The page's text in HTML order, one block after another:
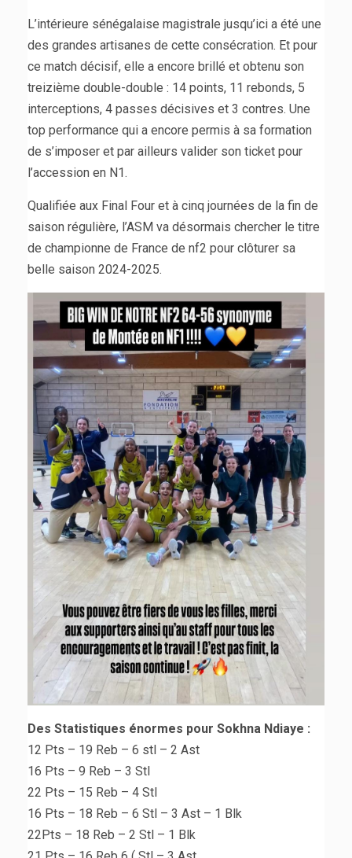
L’intérieure sénégalaise magistrale jusqu’ici a été une
des grandes artisanes de cette consécration. Et pour
ce match décisif, elle a encore brillé et obtenu son
treizième double-double : 14 points, 11 rebonds, 5
interceptions, 4 passes décisives et 3 contres. Une
top performance qui a encore permis à sa formation
de s’imposer et par ailleurs valider son ticket pour
l’accession en N1.
Qualifiée aux Final Four et à cinq journées de la fin de
saison régulière, l’ASM va désormais chercher le titre
de championne de France de nf2 pour clôturer sa
belle saison 2024-2025.
Des Statistiques énormes pour Sokhna Ndiaye :
12 Pts – 19 Reb – 6 stl – 2 Ast
16 Pts – 9 Reb – 3 Stl
22 Pts – 15 Reb – 4 Stl
16 Pts – 18 Reb – 6 Stl – 3 Ast – 1 Blk
22Pts – 18 Reb – 2 Stl – 1 Blk